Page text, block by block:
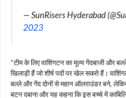
— SunRisers Hyderabad
2023
“टीम के लिए वाशिंगटन का मूल्य गेंदबाजी और
खिलाड़ी हैं जो शीर्ष पदों पर खेल सकते हैं।
बल्ले और गेंद दोनों से महान ऑलराउंडर बने,
बटन दबाना और यह कहना कि इस बच्चे में